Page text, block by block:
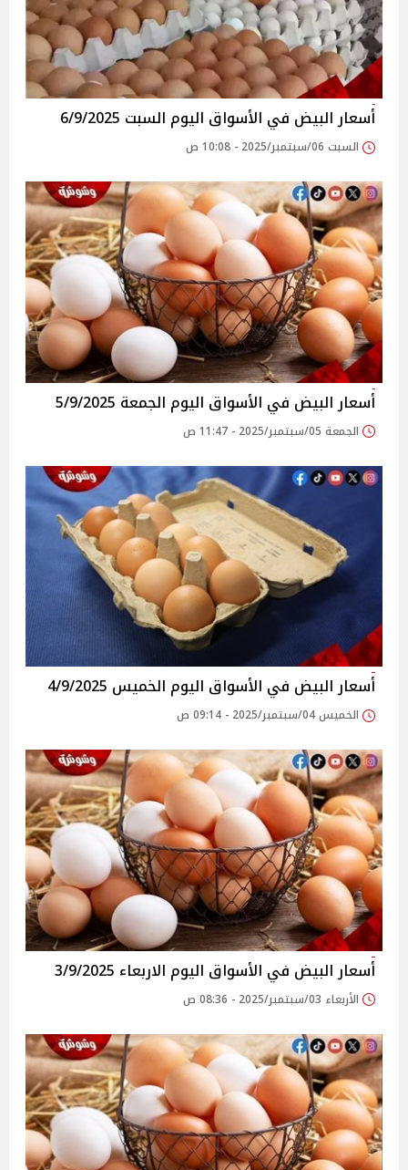
أسعار البيض في الأسواق‎‎ اليوم السبت 6/9/2025
السبت 06/سبتمبر/2025 - 10:08 ص
أسعار البيض في الأسواق‎‎ اليوم الجمعة 5/9/2025
الجمعة 05/سبتمبر/2025 - 11:47 ص
أسعار البيض في الأسواق‎‎ اليوم الخميس 4/9/2025
الخميس 04/سبتمبر/2025 - 09:14 ص
أسعار البيض في الأسواق‎‎ اليوم الاربعاء 3/9/2025
الأربعاء 03/سبتمبر/2025 - 08:36 ص